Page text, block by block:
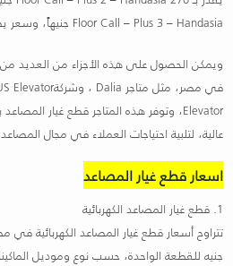
جنيهاً، وسعر Floor Call – Plus 3 – Handasia
ويمكن الحصول على هذه الأجزاء من العديد من
في مصر، مثل متاجر
Elevator، وشركة Dalia
Elevator، وتوفر هذه المتاجر قطع غيار
عالية، لتلبية احتياجات العملاء في مجال
اسعار قطع غيار المصاعد
1. قطع غيار المصاعد الكهربائية
جنيه للقطعة الواحدة، حسب نوع وموديل